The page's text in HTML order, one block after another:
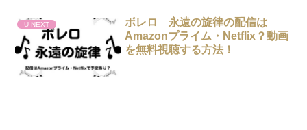
U-NEXT
ボレロ 永遠の旋律の配信は
Amazonプライム・Netflix？動画
を無料視聴する方法！